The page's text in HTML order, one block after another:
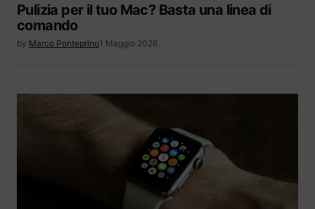
Pulizia per il tuo Mac? Basta una linea di
comando
by Marco Ponteprino1 Maggio 2026